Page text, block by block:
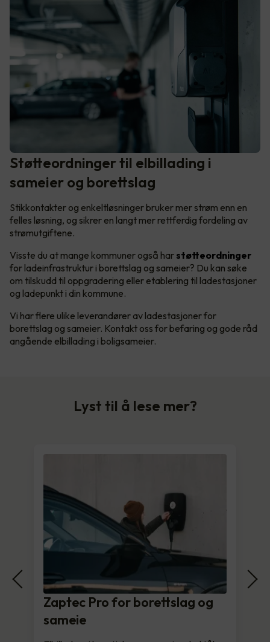
Støtteordninger til elbillading i
sameier og borettslag
Stikkontakter og enkeltløsninger bruker mer strøm enn en
felles løsning, og sikrer en langt mer rettferdig fordeling av
strømutgiftene.
Visste du at mange kommuner også har støtteordninger
for ladeinfrastruktur i borettslag og sameier? Du kan søke
om tilskudd til oppgradering eller etablering til ladestasjoner
og ladepunkt i din kommune.
Vi har flere ulike leverandører av ladestasjoner for
borettslag og sameier. Kontakt oss for befaring og gode råd
angående elbillading i boligsameier.
Lyst til å lese mer?
Zaptec Pro for borettslag og
sameie